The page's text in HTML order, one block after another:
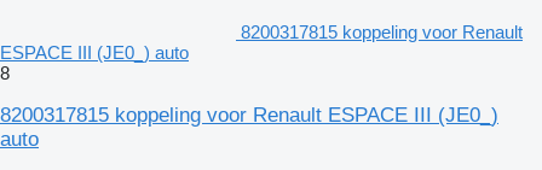
8200317815 koppeling voor Renault
ESPACE III (JE0_) auto
8
8200317815 koppeling voor Renault ESPACE III (JE0_)
auto